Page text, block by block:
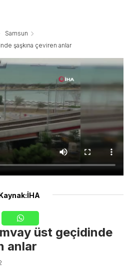
Samsun
şaşkına çeviren anlar
üst geçidinde
anlar